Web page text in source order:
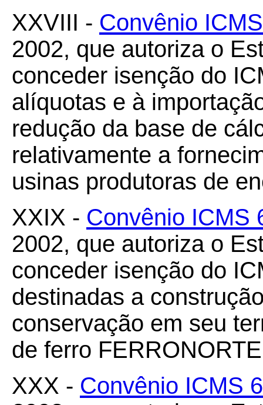
XXVIII - Convênio
2002, que autoriza o
conceder isenção do
alíquotas e à
redução da base de
relativamente a
usinas produtoras de
XXIX - Convênio ICMS
2002, que autoriza o
conceder isenção do
destinadas a
conservação em seu
de ferro
XXX - Convênio ICMS